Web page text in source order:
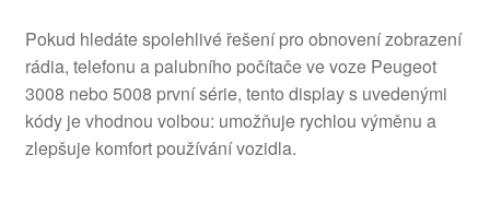
Pokud hledáte spolehlivé řešení pro obnovení zobrazení
rádia, telefonu a palubního počítače ve voze Peugeot
3008 nebo 5008 první série, tento display s uvedenými
kódy je vhodnou volbou: umožňuje rychlou výměnu a
zlepšuje komfort používání vozidla.